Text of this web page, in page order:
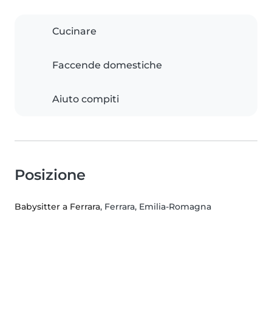
Cucinare
Faccende domestiche
Aiuto compiti
Posizione
Babysitter a Ferrara, Ferrara, Emilia-Romagna